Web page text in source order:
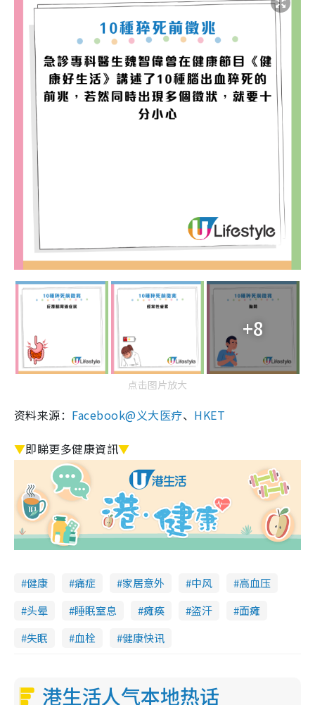
+8
点击图片放大
资料来源： Facebook@义大医疗、 HKET
▼即睇更多健康資訊▼
健康 痛症 家居意外 中风
高血压
头晕
睡眠窒息 瘫痪 盗汗
面瘫
失眠
血栓 健康快讯
港生活人气本地热话